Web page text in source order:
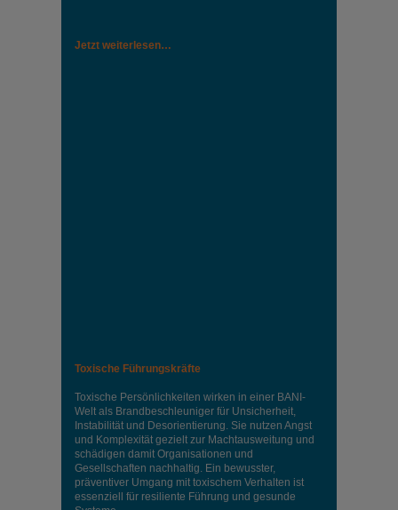
Jetzt weiterlesen…
Toxische Führungskräfte
Toxische Persönlichkeiten wirken in einer BANI-
Welt als Brandbeschleuniger für Unsicherheit,
Instabilität und Desorientierung. Sie nutzen Angst
und Komplexität gezielt zur Machtausweitung und
schädigen damit Organisationen und
Gesellschaften nachhaltig. Ein bewusster,
präventiver Umgang mit toxischem Verhalten ist
essenziell für resiliente Führung und gesunde